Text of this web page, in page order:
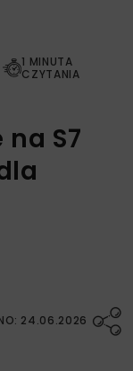
1 MINUTA
CZYTANIA
na S7
24.06.2026